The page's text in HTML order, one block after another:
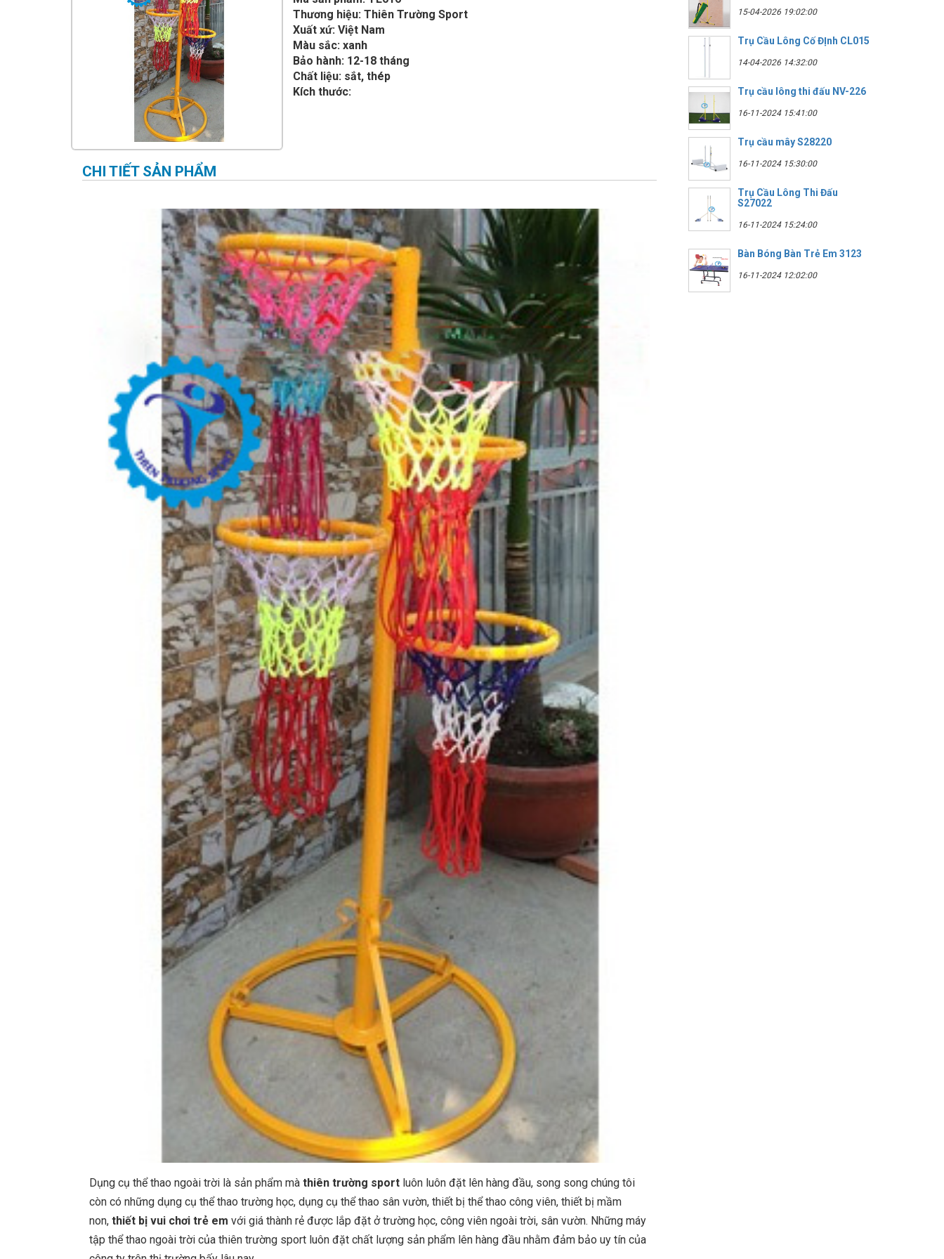
THIẾT BỊ PHÒNG GYM THIÊN
CỎ NHÂN TẠO
Thương hiệu: Thiên Trường Sport
Xuất xứ: Việt Nam
Màu sắc: xanh
Bảo hành: 12-18 tháng
Chất liệu: sắt, thép
Kích thước:
CHI TIẾT SẢN PHẨM
Dụng cụ thể thao ngoài trời là sản phẩm mà thiên trường sport luôn luôn đặt lên hàng đầu, song song chúng tôi
còn có những dụng cụ thể thao trường học, dụng cụ thể thao sân vườn, thiết bị thể thao công viên, thiết bị mầm
non, thiết bị vui chơi trẻ em với giá thành rẻ được lắp đặt ở trường học, công viên ngoài trời, sân vườn. Những máy
tập thể thao ngoài trời của thiên trường sport luôn đặt chất lượng sản phẩm lên hàng đầu nhằm đảm bảo uy tín của
15-04-2026 19:02:00
Trụ Cầu Lông Cố ĐỊnh CL015
14-04-2026 14:32:00
Trụ cầu lông thi đấu NV-226
16-11-2024 15:41:00
Trụ cầu mây S28220
16-11-2024 15:30:00
Trụ Cầu Lông Thi Đấu
S27022
16-11-2024 15:24:00
Bàn Bóng Bàn Trẻ Em 3123
16-11-2024 12:02:00